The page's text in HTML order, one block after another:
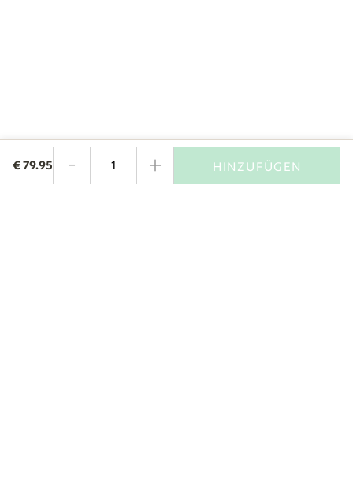
€79.95 - + HINZUFÜGEN